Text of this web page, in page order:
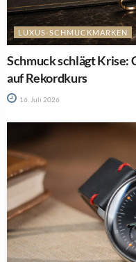
LUXUS-SCHMUCKMARKEN
Schmuck schlägt Krise:
auf Rekordkurs
16. Juli 2026